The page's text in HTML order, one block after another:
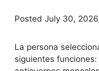
Posted July 30,
La persona
siguientes